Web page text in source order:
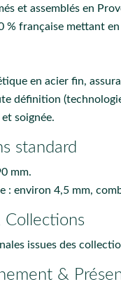
et assemblés en
% française mettant
en acier fin,
définition
soignée.
standard
mm.
: environ 4,5 mm,
Collections
issues des
&